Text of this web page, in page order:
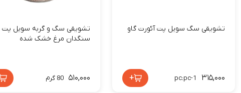
تشویقی سگ سویل پت آئورت گاو
۳۱۵,۰۰۰ pc:pc-1
+
تشویقی سگ و گربه سویل پت
سنگدان مرغ خشک شده
۵۱۰,۰۰۰ 80 گرم